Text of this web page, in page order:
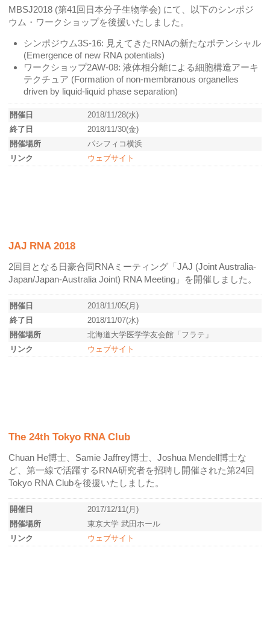
MBSJ2018 (第41回日本分子生物学会) にて、以下のシンポジ
ウム・ワークショップを後援いたしました。
シンポジウム3S-16: 見えてきたRNAの新たなポテンシャル
(Emergence of new RNA potentials)
ワークショップ2AW-08: 液体相分離による細胞構造アーキ
テクチュア (Formation of non-membranous organelles
driven by liquid-liquid phase separation)
開催日
2018/11/28(水)
終了日
2018/11/30(金)
開催場所
パシフィコ横浜
リンク
ウェブサイト
JAJ RNA 2018
2回目となる日豪合同RNAミーティング「JAJ (Joint Australia-
Japan/Japan-Australia Joint) RNA Meeting」を開催しました。
開催日
2018/11/05(月)
終了日
2018/11/07(水)
開催場所
北海道大学医学学友会館「フラテ」
リンク
ウェブサイト
The 24th Tokyo RNA Club
Chuan He博士、Samie Jaffrey博士、Joshua Mendell博士な
ど、第一線で活躍するRNA研究者を招聘し開催された第24回
Tokyo RNA Clubを後援いたしました。
開催日
2017/12/11(月)
開催場所
東京大学 武田ホール
リンク
ウェブサイト